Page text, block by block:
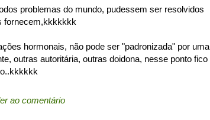
problemas do mundo, pudessem ser resolvidos
fornecem,kkkkkkk
hormonais, não pode ser "padronizada" por uma
outras autoritária, outras doidona, nesse ponto fico
ao comentário